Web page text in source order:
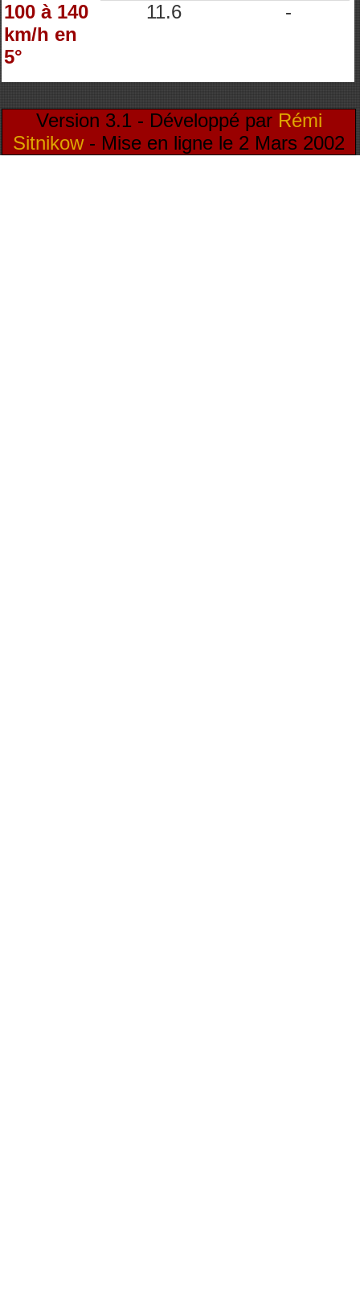
100 à 140
km/h en
5°
11.6 -
Version 3.1 - Développé par Rémi
Sitnikow- Mise en ligne le 2 Mars 2002